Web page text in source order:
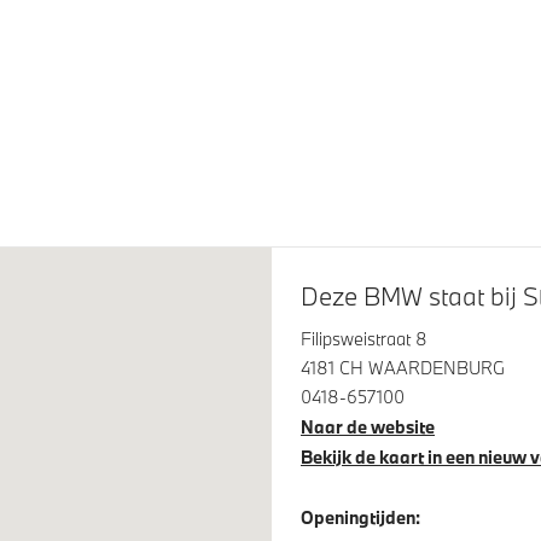
Alarmsysteem klasse 3
Laadkabel (Mode 3, 22kW)
schakelpaddles aan het
Deze BMW staat bij
Filipsweistraat 8
4181 CH WAARDENBURG
0418-657100
Naar de website
Bekijk de kaart in een nieuw
Openingtijden: